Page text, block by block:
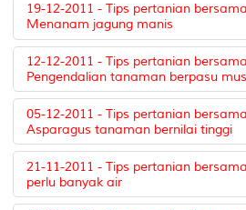
19-12-2011 - Tips pertanian
Menanam jagung manis
12-12-2011 - Tips pertanian
Pengendalian tanaman berpasu
05-12-2011 - Tips pertanian
Asparagus tanaman bernilai tinggi
21-11-2011 - Tips pertanian
perlu banyak air